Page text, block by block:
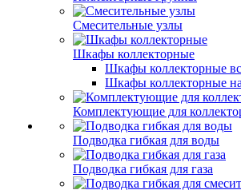
Смесительные узлы
Шкафы коллекторные
Шкафы коллекторные
Шкафы коллекторные
Комплектующие для
Подводка гибкая для воды
Подводка гибкая для газа